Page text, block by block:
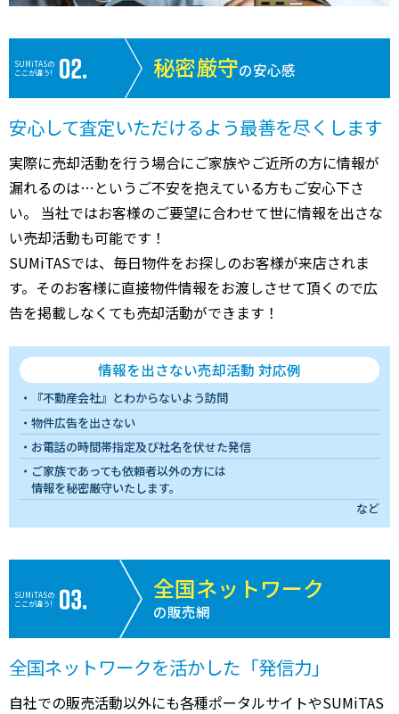
SUMiTASの
ここが違う!
秘密厳守の安心感
安心して査定いただけるよう最善を尽くします
実際に売却活動を行う場合にご家族やご近所の方に情報が
漏れるのは…というご不安を抱えている方もご安心下さ
い。 当社ではお客様のご要望に合わせて世に情報を出さな
い売却活動も可能です！
SUMiTASでは、毎日物件をお探しのお客様が来店されま
す。そのお客様に直接物件情報をお渡しさせて頂くので広
告を掲載しなくても売却活動ができます！
情報を出さない売却活動 対応例
『不動産会社』とわからないよう訪問
物件広告を出さない
お電話の時間帯指定及び社名を伏せた発信
ご家族であっても依頼者以外の方には
情報を秘密厳守いたします。
など
SUMiTASの
ここが違う!
全国ネットワーク
の販売網
全国ネットワークを活かした「発信力」
自社での販売活動以外にも各種ポータルサイトやSUMiTAS